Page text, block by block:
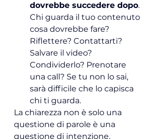
dovrebbe succedere dopo.
Chi guarda il tuo contenuto
cosa dovrebbe fare?
Riflettere? Contattarti?
Salvare il video?
Condividerlo? Prenotare
una call? Se tu non lo sai,
sarà difficile che lo capisca
chi ti guarda.
La chiarezza non è solo una
questione di parole è una
questione di intenzione.